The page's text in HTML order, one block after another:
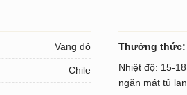
Vang đỏ
Chile
Thưởng thức:
Nhiệt độ: 15-
ngăn mát tủ